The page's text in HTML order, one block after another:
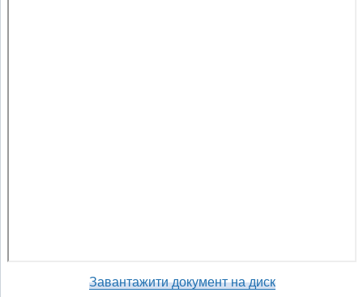
Завантажити документ на диск